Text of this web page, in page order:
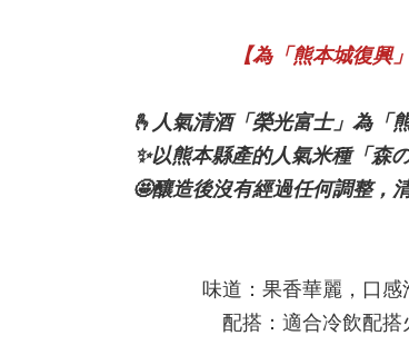
【為「熊本城復興
🫰人氣清酒「榮光富士」為「
✨以熊本縣產的人氣米種「森
🤩釀造後沒有經過任何調整，
味道：果香華麗，口
配搭：適合冷飲配